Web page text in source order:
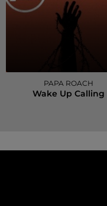
PAPA ROACH
Wake Up Calling